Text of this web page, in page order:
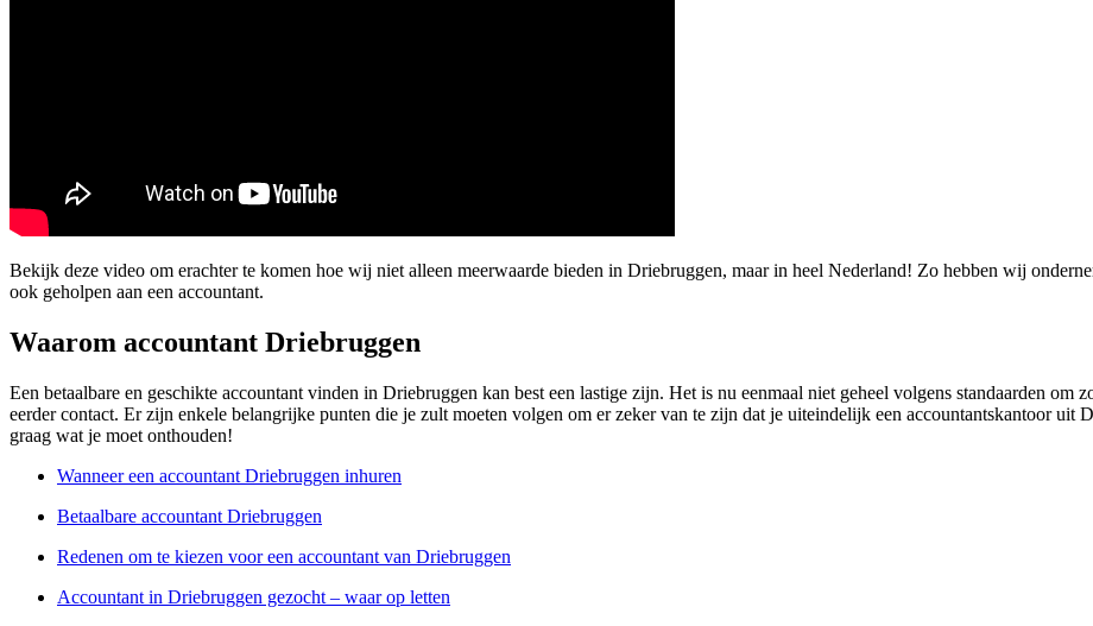
Bekijk deze video om erachter te komen hoe wij niet alleen meerwaarde bieden in Driebruggen, maar in heel Nederland! Zo hebben wij
ook geholpen aan een accountant.
Waarom accountant Driebruggen
Een betaalbare en geschikte accountant vinden in Driebruggen kan best een lastige zijn. Het is nu eenmaal niet geheel volgens standaarden om
eerder contact. Er zijn enkele belangrijke punten die je zult moeten volgen om er zeker van te zijn dat je uiteindelijk een accountantskantoor uit
graag wat je moet onthouden!
Wanneer een accountant Driebruggen inhuren
Betaalbare accountant Driebruggen
Redenen om te kiezen voor een accountant van Driebruggen
Accountant in Driebruggen gezocht – waar op letten